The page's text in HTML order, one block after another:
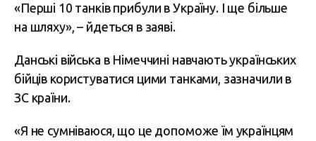
«Перші 10 танків прибули в Україну. І ще більше
на шляху», – йдеться в заяві.
Данські війська в Німеччині навчають українських
бійців користуватися цими танками, зазначили в
ЗС країни.
«Я не сумніваюся, що це допоможе їм українцям